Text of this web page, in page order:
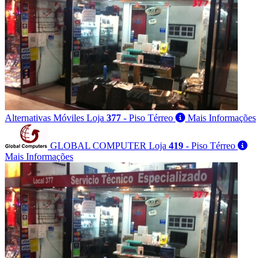
Alternativas Móviles Loja 377 - Piso Térreo Mais Informações
GLOBAL COMPUTER Loja 419 - Piso Térreo
Mais Informações